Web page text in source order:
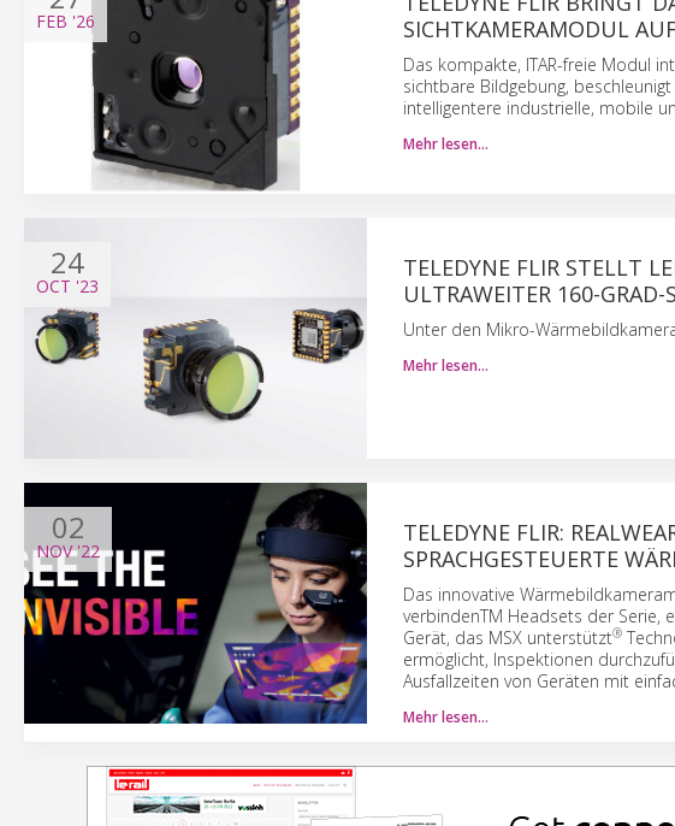
FEB '26
SICHTKAMERAMODUL
Das kompakte, ITAR-freie Modul
sichtbare Bildgebung,
intelligentere industrielle, mobile
Mehr lesen…
24
OCT '23
TELEDYNE FLIR STELLT
ULTRAWEITER 160-GRAD-
Unter den Mikro-
Mehr lesen…
02
NOV'22
TELEDYNE FLIR:
SPRACHGESTEUERTE
Das innovative
verbindenTM Headsets der Serie,
Gerät, das MSX unterstützt®
ermöglicht, Inspektionen
Ausfallzeiten von Geräten mit
Mehr lesen…